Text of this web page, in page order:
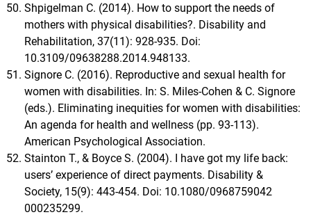
Shpigelman C. (2014). How to support the needs of
mothers with physical disabilities?. Disability and
Rehabilitation, 37(11): 928-935. Doi:
10.3109/09638288.2014.948133.
Signore C. (2016). Reproductive and sexual health for
women with disabilities. In: S. Miles-Cohen & C. Signore
(eds.). Eliminating inequities for women with disabilities:
An agenda for health and wellness (pp. 93-113).
American Psychological Association.
Stainton T., & Boyce S. (2004). I have got my life back:
users’ experience of direct payments. Disability &
Society, 15(9): 443-454. Doi: 10.1080/0968759042
000235299.